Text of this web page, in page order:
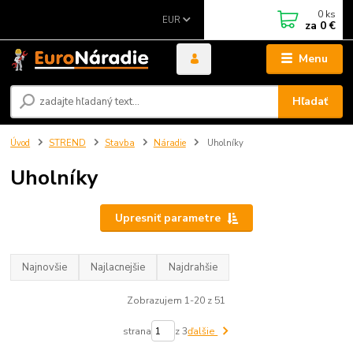
Menu
EUR
Hľadať
0 ks
za 0 €
Úvod STREND Stavba Náradie Uholníky
Uholníky
Upresniť parametre
Najnovšie Najlacnejšie Najdrahšie
Zobrazujem 1-20 z 51
strana z 3ďalšie